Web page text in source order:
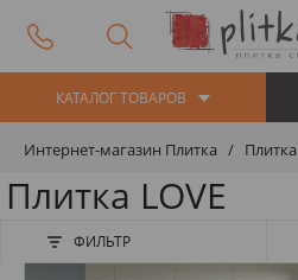
КАТАЛОГ ТОВАРОВ
Интернет-магазин Плитка Плитка
Плитка LOVE
ФИЛЬТР